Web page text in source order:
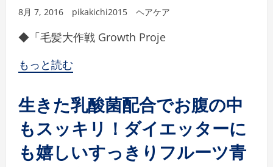
8月 7, 2016 pikakichi2015 ヘアケア
◆「毛髪大作戦 Growth Proje
もっと読む
生きた乳酸菌配合でお腹の中
もスッキリ！ダイエッターに
も嬉しいすっきりフルーツ青